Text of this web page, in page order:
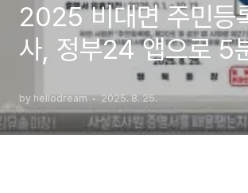
2025 비대면 주민등
사, 정부24 앱으로 5
by hellodream 2025. 8. 25.